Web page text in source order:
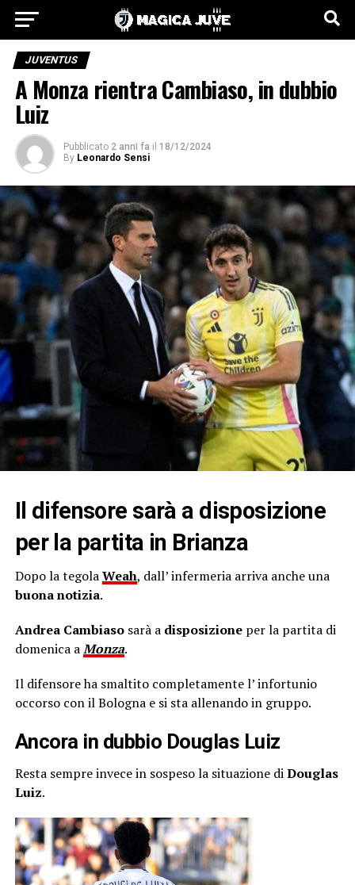
JUVENTUS
A Monza rientra Cambiaso, in dubbio
Luiz
Pubblicato 2 anni fa il 18/12/2024
By Leonardo Sensi
Il difensore sarà a disposizione
per la partita in Brianza
Dopo la tegolaWeah, dall’ infermeria arriva anche una
buona notizia.
Andrea Cambiasosarà a disposizioneper la partita di
domenica aMonza.
Il difensore ha smaltito completamente l’ infortunio
occorso con il Bologna e si sta allenando in gruppo.
Ancora in dubbio Douglas Luiz
Resta sempre invece in sospeso la situazione diDouglas
Luiz.